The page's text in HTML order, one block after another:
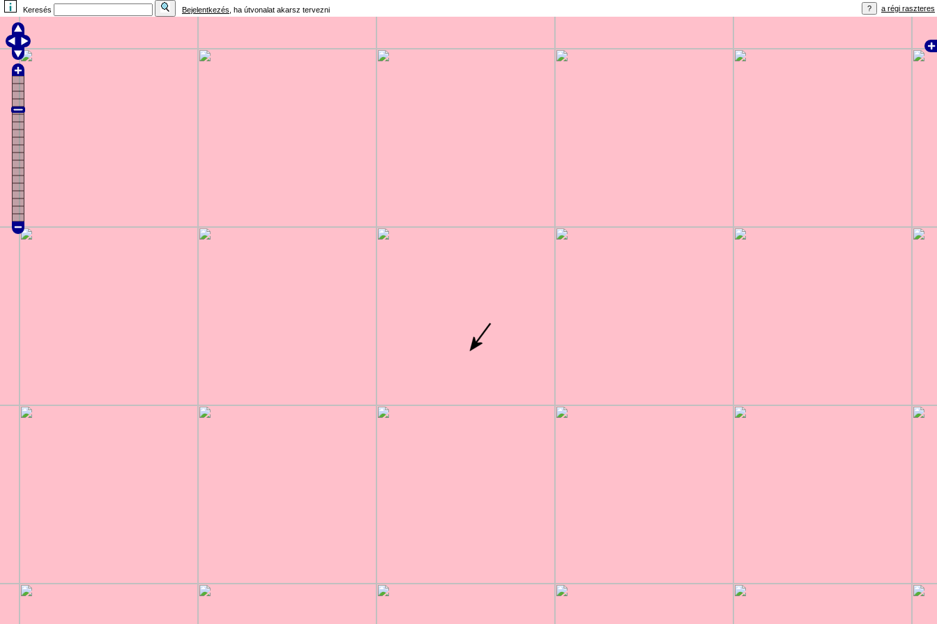
Keresés Bejelentkezés , ha útvonalat akarsz tervezni a régi raszteres